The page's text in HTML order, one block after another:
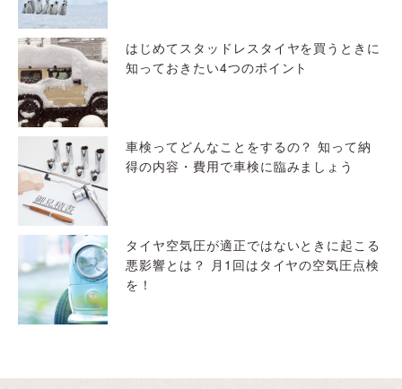
はじめてスタッドレスタイヤを買うときに
知っておきたい4つのポイント
車検ってどんなことをするの？ 知って納
得の内容・費用で車検に臨みましょう
タイヤ空気圧が適正ではないときに起こる
悪影響とは？ 月1回はタイヤの空気圧点検
を！